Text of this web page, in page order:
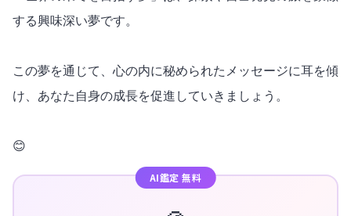
する興味深い夢です。
この夢を通じて、心の内に秘められたメッセージに耳を傾
け、あなた自身の成長を促進していきましょう。
😊
AI鑑定 無料